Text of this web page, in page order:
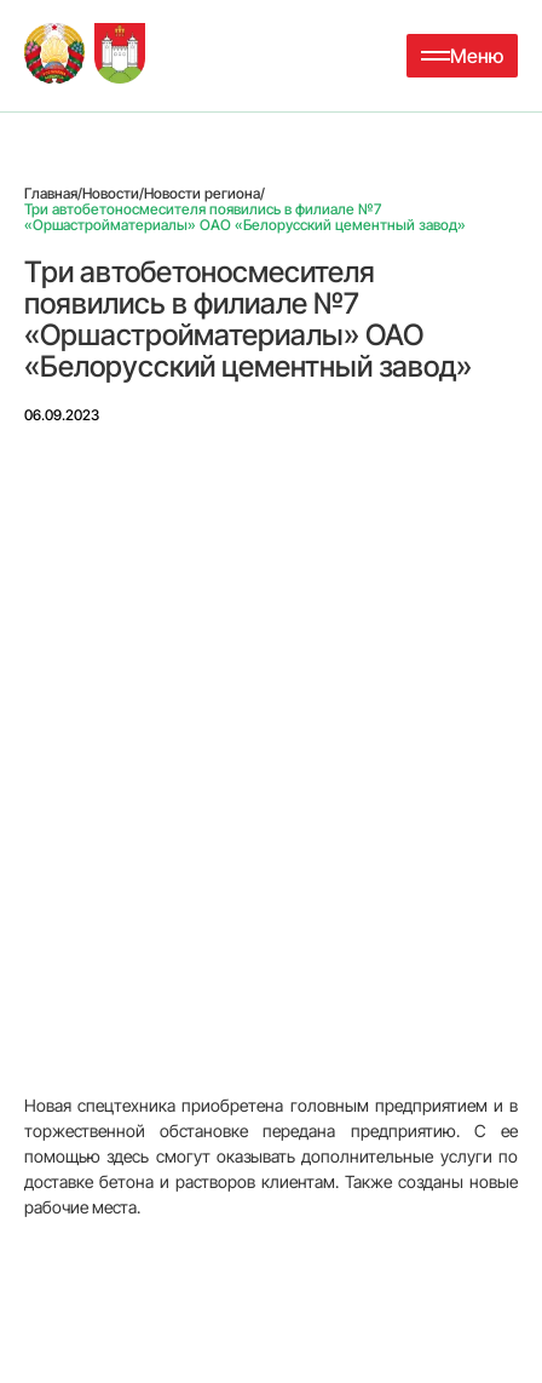
Меню
Главная/Новости/Новости региона/
Три автобетоносмесителя появились в филиале №7
«Оршастройматериалы» ОАО «Белорусский цементный завод»
Три автобетоносмесителя
появились в филиале №7
«Оршастройматериалы» ОАО
«Белорусский цементный завод»
06.09.2023
Новая спецтехника приобретена головным предприятием и в
торжественной обстановке передана предприятию. С ее
помощью здесь смогут оказывать дополнительные услуги по
доставке бетона и растворов клиентам. Также созданы новые
рабочие места.